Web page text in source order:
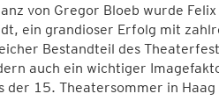
von Gregor Bloeb wurde
ein grandioser Erfolg mit
Bestandteil des
auch ein wichtiger
der 15. Theatersommer in